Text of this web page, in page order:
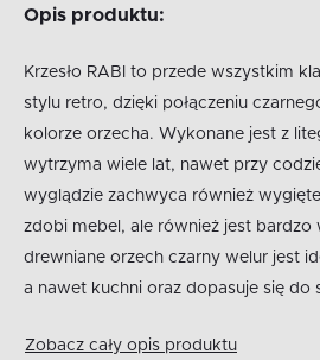
Opis produktu:
Krzesło RABI to przede wszystkim
stylu retro, dzięki połączeniu
kolorze orzecha. Wykonane jest z
wytrzyma wiele lat, nawet przy
wyglądzie zachwyca również
zdobi mebel, ale również jest bardzo
drewniane orzech czarny welur jest
a nawet kuchni oraz dopasuje się do
Zobacz cały opis produktu